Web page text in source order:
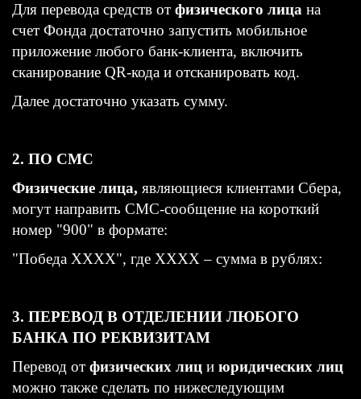
Для перевода средств от физического лица на
счет Фонда достаточно запустить мобильное
приложение любого банк-клиента, включить
сканирование QR-кода и отсканировать код.
Далее достаточно указать сумму.
2. ПО СМС
Физические лица, являющиеся клиентами Сбера,
могут направить СМС-сообщение на короткий
номер "900" в формате:
"Победа ХХХХ", где ХХХХ – сумма в рублях:
3. ПЕРЕВОД В ОТДЕЛЕНИИ ЛЮБОГО
БАНКА ПО РЕКВИЗИТАМ
Перевод от физических лиц и юридических лиц
можно также сделать по нижеследующим